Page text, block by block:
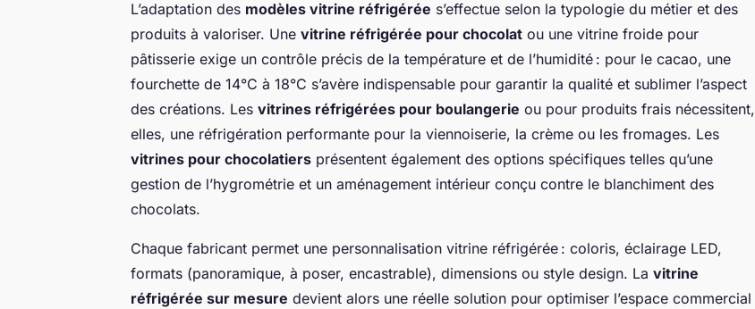
L’adaptation des modèles vitrine réfrigérée s’effectue selon la typologie du métier et des
produits à valoriser. Une vitrine réfrigérée pour chocolat ou une vitrine froide pour
pâtisserie exige un contrôle précis de la température et de l’humidité : pour le cacao, une
fourchette de 14°C à 18°C s’avère indispensable pour garantir la qualité et sublimer l’aspect
des créations. Les vitrines réfrigérées pour boulangerie ou pour produits frais nécessitent,
elles, une réfrigération performante pour la viennoiserie, la crème ou les fromages. Les
vitrines pour chocolatiers présentent également des options spécifiques telles qu’une
gestion de l’hygrométrie et un aménagement intérieur conçu contre le blanchiment des
chocolats.
Chaque fabricant permet une personnalisation vitrine réfrigérée : coloris, éclairage LED,
formats (panoramique, à poser, encastrable), dimensions ou style design. La vitrine
réfrigérée sur mesure devient alors une réelle solution pour optimiser l’espace commercial